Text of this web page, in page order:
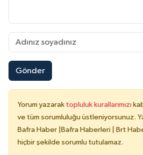
Gönder
Yorum yazarak topluluk kurallarımızı
ve tüm sorumluluğu üstleniyorsunuz.
Bafra Haber |Bafra Haberleri | Brt
hiçbir şekilde sorumlu tutulamaz.